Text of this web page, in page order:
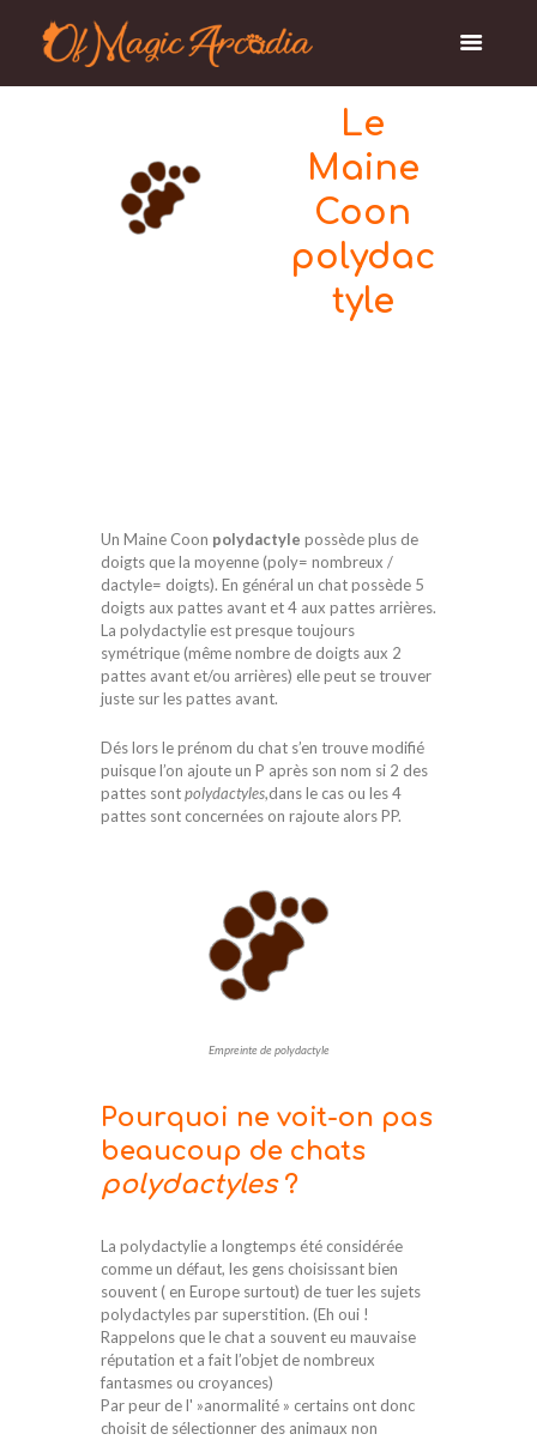
Le
Maine
Coon
polydac
tyle
Un Maine Coon polydactyle possède plus de
doigts que la moyenne (poly= nombreux /
dactyle= doigts). En général un chat possède 5
doigts aux pattes avant et 4 aux pattes arrières.
La polydactylie est presque toujours
symétrique (même nombre de doigts aux 2
pattes avant et/ou arrières) elle peut se trouver
juste sur les pattes avant.
Dés lors le prénom du chat s’en trouve modifié
puisque l’on ajoute un P après son nom si 2 des
pattes sontpolydactyles,dans le cas ou les 4
pattes sont concernées on rajoute alors PP.
Empreinte de polydactyle
Pourquoi ne voit-on pas
beaucoup de chats
polydactyles?
La polydactylie a longtemps été considérée
comme un défaut, les gens choisissant bien
souvent ( en Europe surtout) de tuer les sujets
polydactyles par superstition. (Eh oui !
Rappelons que le chat a souvent eu mauvaise
réputation et a fait l’objet de nombreux
fantasmes ou croyances)
Par peur de l' »anormalité » certains ont donc
choisit de sélectionner des animaux non